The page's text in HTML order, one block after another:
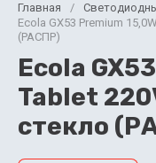
Главная /
Ecola GX53 Premium
(РАСПР)
Ecola
Tablet
стекло